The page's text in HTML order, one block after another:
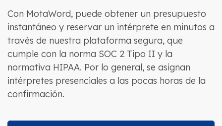
Con MotaWord, puede obtener un presupuesto
instantáneo y reservar un intérprete en minutos a
través de nuestra plataforma segura, que
cumple con la norma SOC 2 Tipo II y la
normativa HIPAA. Por lo general, se asignan
intérpretes presenciales a las pocas horas de la
confirmación.